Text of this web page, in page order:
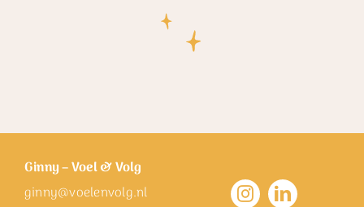
Ginny – Voel & Volg
ginny@voelenvolg.nl